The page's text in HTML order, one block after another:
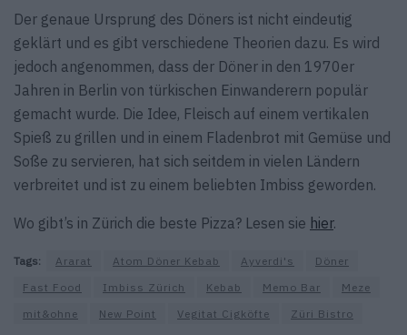
Der genaue Ursprung des Döners ist nicht eindeutig
geklärt und es gibt verschiedene Theorien dazu. Es wird
jedoch angenommen, dass der Döner in den 1970er
Jahren in Berlin von türkischen Einwanderern populär
gemacht wurde. Die Idee, Fleisch auf einem vertikalen
Spieß zu grillen und in einem Fladenbrot mit Gemüse und
Soße zu servieren, hat sich seitdem in vielen Ländern
verbreitet und ist zu einem beliebten Imbiss geworden.
Wo gibt’s in Zürich die beste Pizza? Lesen sie hier.
Tags: Ararat Atom Döner Kebab Ayverdi's
Döner
Fast Food
Imbiss Zürich Kebab Memo Bar
Meze
mit&ohne
New Point Vegitat Cigköfte Züri Bistro